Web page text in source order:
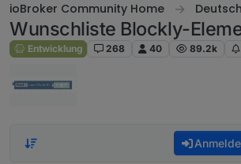
ioBroker Community Home Deutsch
Wunschliste Blockly-
Entwicklung 268 40 89.2k